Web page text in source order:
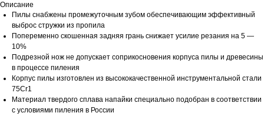
Описание
Пилы снабжены промежуточным зубом обеспечивающим эффективный
выброс стружки из пропила
Попеременно скошенная задняя грань снижает усилие резания на 5 —
10%
Подрезной нож не допускает соприкосновения корпуса пилы и древесины
в процессе пиления
Корпус пилы изготовлен из высококачественной инструментальной стали
75Cr1
Материал твердого сплава напайки специально подобран в соответствии
с условиями пиления в России